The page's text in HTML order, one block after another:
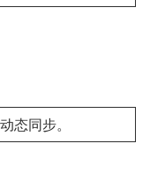
态同步。